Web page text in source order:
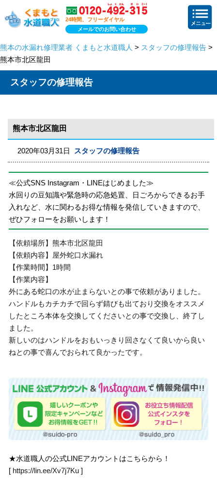
24時間、フリーダイヤル
メールでのお問い合わせ
熊本の水漏れ修理業者 くまもと水道職人 > スタッフの修理報告 >
熊本市北区龍田
スタッフの修理報告
熊本市北区龍田
2020年03月31日 スタッフの修理報告
≪公式SNS Instagram・LINEはじめました≫
水回りの豆知識や緊急時の応急処置、日ごろからできるお手
入れなど、水に関わるお得な情報を発信していきますので、
ぜひフォローをお願いします！
【依頼場所】熊本市北区龍田
【依頼内容】屋外蛇口水漏れ
【作業時間】1時間
【作業内容】
外にある蛇口の水が止まらないとの事で依頼がありました。
ハンドルもカチカチで回らず錆びも出ており交換をオススメ
したところ本体を交換してくださいとの事で交換し、終了し
ました。
新しいのはハンドルをおもいっきり回さなくて良いから良い
ねとの事で喜んでおられて良かったです。
★水道職人の公式LINEアカウントはこちらから！
[ https://lin.ee/Xv7j7Ku ]